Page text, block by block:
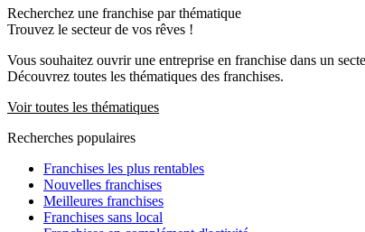
Recherchez une franchise par thématique
Trouvez le secteur de vos rêves !
Vous souhaitez ouvrir une entreprise en franchise dans un
Découvrez toutes les thématiques des franchises.
Voir toutes les thématiques
Recherches populaires
Franchises les plus rentables
Nouvelles franchises
Meilleures franchises
Franchises sans local